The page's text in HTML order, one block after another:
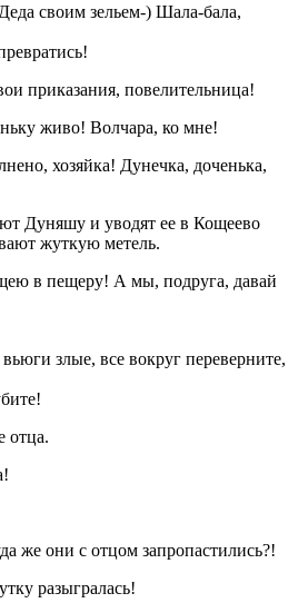
своим зельем-) Шала-бала,
приказания, повелительница!
живо! Волчара, ко мне!
хозяйка! Дунечка, доченька,
Дуняшу и уводят ее в Кощеево
жуткую метель.
в пещеру! А мы, подруга, давай
злые, все вокруг переверните,
отца.
же они с отцом запропастились?!
разыгралась!